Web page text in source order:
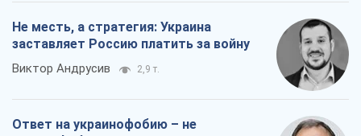
Не месть, а стратегия: Украина
заставляет Россию платить за войну
Виктор Андрусив 2,9 т.
Ответ на украинофобию – не